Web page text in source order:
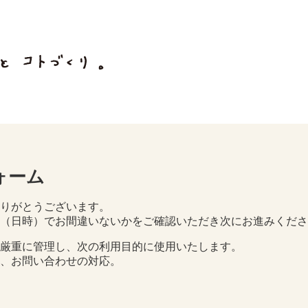
ーム
がとうございます。
日時）でお間違いないかをご確認いただき次にお進みくだ
重に管理し、次の利用目的に使用いたします。
お問い合わせの対応。